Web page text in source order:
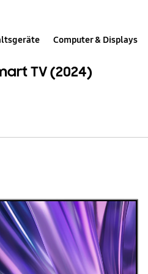
Computer & Displays
TV (2024)